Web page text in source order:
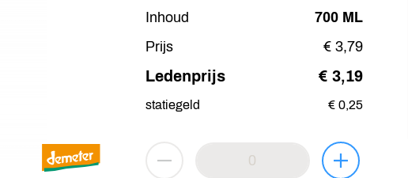
Inhoud
700 ML
Prijs
€ 3,79
Ledenprijs € 3,19
statiegeld € 0,25